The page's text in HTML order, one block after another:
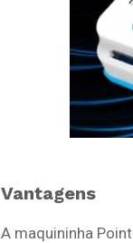
Vantagens
A maquininha